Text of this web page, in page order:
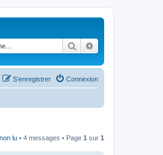
Rechercher
Connexion
S’enregistrer
lu • 4 messages • Page 1 sur 1